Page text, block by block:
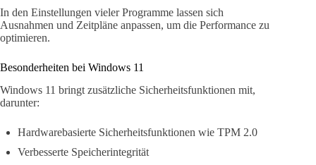
In den Einstellungen vieler Programme lassen sich
Ausnahmen und Zeitpläne anpassen, um die Performance zu
optimieren.
Besonderheiten bei Windows 11
Windows 11 bringt zusätzliche Sicherheitsfunktionen mit,
darunter:
Hardwarebasierte Sicherheitsfunktionen wie TPM 2.0
Verbesserte Speicherintegrität